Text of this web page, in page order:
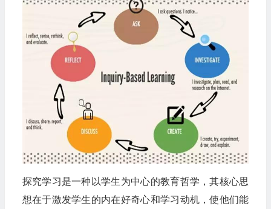
探究学习是一种以学生为中心的教育哲学，其核心思
想在于激发学生的内在好奇心和学习动机，使他们能